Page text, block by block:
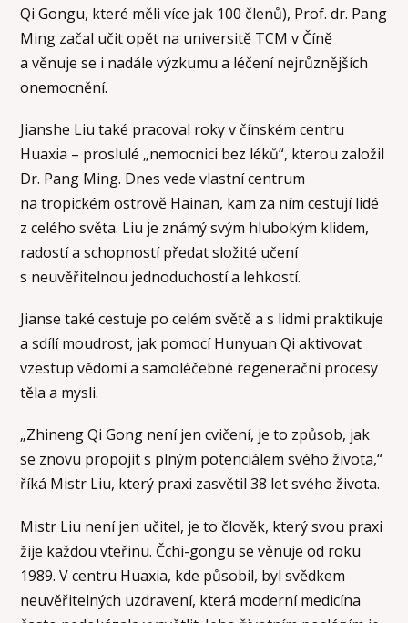
Qi Gongu, které měli více jak 100 členů), Prof. dr. Pang
Ming začal učit opět na universitě TCM v Číně
a věnuje se i nadále výzkumu a léčení nejrůznějších
onemocnění.
Jianshe Liu také pracoval roky v čínském centru
Huaxia – proslulé „nemocnici bez léků“, kterou založil
Dr. Pang Ming. Dnes vede vlastní centrum
na tropickém ostrově Hainan, kam za ním cestují lidé
z celého světa. Liu je známý svým hlubokým klidem,
radostí a schopností předat složité učení
s neuvěřitelnou jednoduchostí a lehkostí.
Jianse také cestuje po celém světě a s lidmi praktikuje
a sdílí moudrost, jak pomocí Hunyuan Qi aktivovat
vzestup vědomí a samoléčebné regenerační procesy
těla a mysli.
„Zhineng Qi Gong není jen cvičení, je to způsob, jak
se znovu propojit s plným potenciálem svého života,“
říká Mistr Liu, který praxi zasvětil 38 let svého života.
Mistr Liu není jen učitel, je to člověk, který svou praxi
žije každou vteřinu. Čchi-gongu se věnuje od roku
1989. V centru Huaxia, kde působil, byl svědkem
neuvěřitelných uzdravení, která moderní medicína